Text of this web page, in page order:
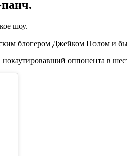
шоу.
блогером Джейком Полом и
оппонента в